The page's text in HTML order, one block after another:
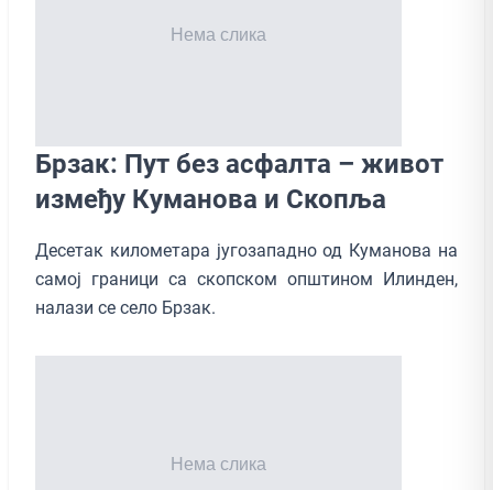
Брзак: Пут без асфалта – живот
између Куманова и Скопља
Десетак километара југозападно од Куманова на
самој граници са скопском општином Илинден,
налази се село Брзак.